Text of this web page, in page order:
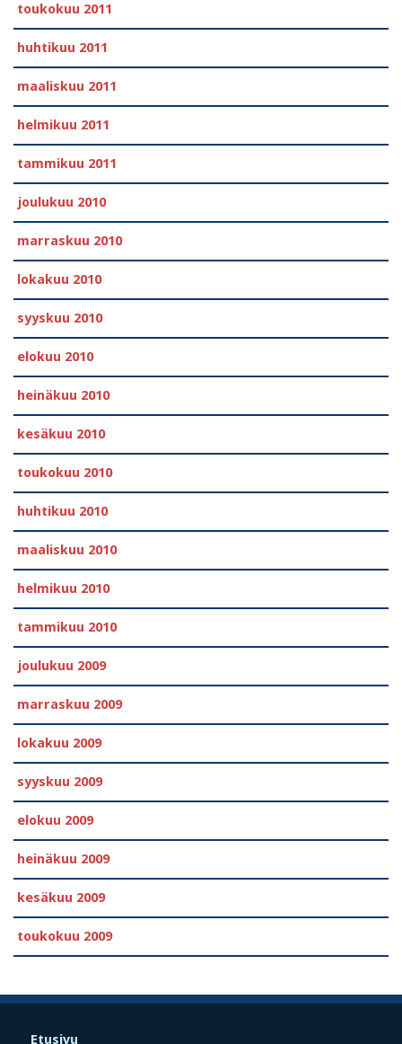
toukokuu 2011
huhtikuu 2011
maaliskuu 2011
helmikuu 2011
tammikuu 2011
joulukuu 2010
marraskuu 2010
lokakuu 2010
syyskuu 2010
elokuu 2010
heinäkuu 2010
kesäkuu 2010
toukokuu 2010
huhtikuu 2010
maaliskuu 2010
helmikuu 2010
tammikuu 2010
joulukuu 2009
marraskuu 2009
lokakuu 2009
syyskuu 2009
elokuu 2009
heinäkuu 2009
kesäkuu 2009
toukokuu 2009
Etusivu